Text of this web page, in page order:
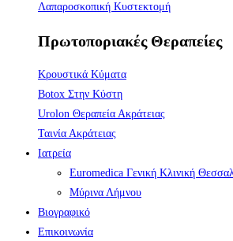
Λαπαροσκοπική Κυστεκτομή
Πρωτοποριακές Θεραπείες
Κρουστικά Κύματα
Botox Στην Κύστη
Urolon Θεραπεία Ακράτειας
Ταινία Ακράτειας
Ιατρεία
Euromedica Γενική Κλινική
Μύρινα Λήμνου
Βιογραφικό
Επικοινωνία